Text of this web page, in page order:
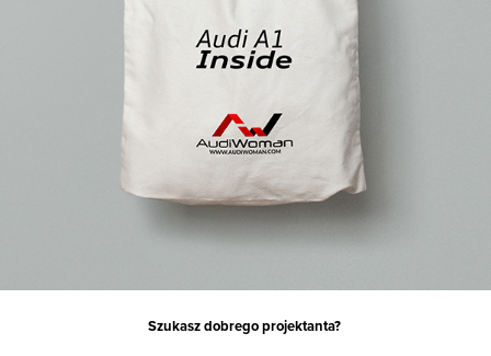
Szukasz dobrego projektanta?